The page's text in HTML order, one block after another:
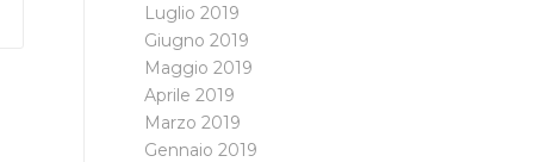
Luglio 2019
Giugno 2019
Maggio 2019
Aprile 2019
Marzo 2019
Gennaio 2019